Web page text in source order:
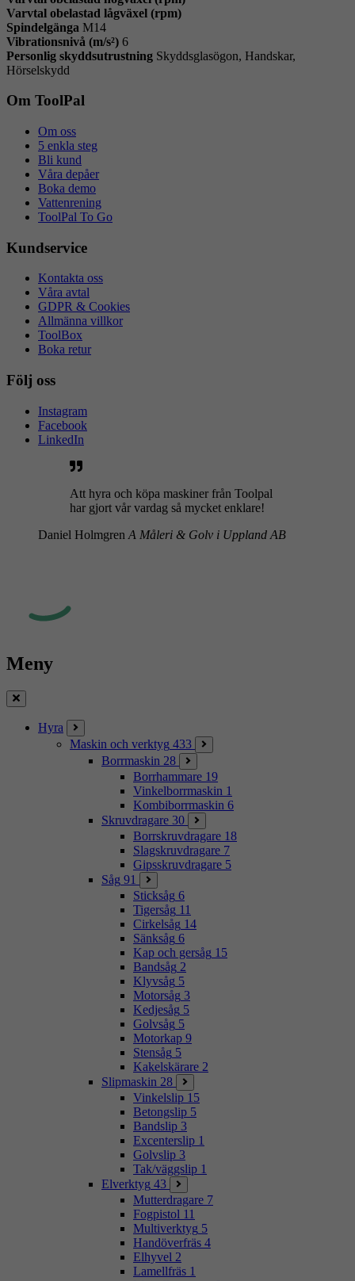
Varvtal obelastad lågväxel (rpm)
Spindelgänga M14
Vibrationsnivå (m/s²) 6
Personlig skyddsutrustning Skyddsglasögon, Handskar,
Hörselskydd
Om ToolPal
Om oss
5 enkla steg
Bli kund
Våra depåer
Boka demo
Vattenrening
ToolPal To Go
Kundservice
Kontakta oss
Våra avtal
GDPR & Cookies
Allmänna villkor
ToolBox
Boka retur
Följ oss
Instagram
Facebook
LinkedIn
Att hyra och köpa maskiner från Toolpal
har gjort vår vardag så mycket enklare!
Daniel Holmgren A Måleri & Golv i Uppland AB
Meny
Stäng
Hyra
Maskin och verktyg 433
Borrmaskin 28
Borrhammare 19
Vinkelborrmaskin 1
Kombiborrmaskin 6
Skruvdragare 30
Borrskruvdragare 18
Slagskruvdragare 7
Gipsskruvdragare 5
Såg 91
Sticksåg 6
Tigersåg 11
Cirkelsåg 14
Sänksåg 6
Kap och gersåg 15
Bandsåg 2
Klyvsåg 5
Motorsåg 3
Kedjesåg 5
Golvsåg 5
Motorkap 9
Stensåg 5
Kakelskärare 2
Slipmaskin 28
Vinkelslip 15
Betongslip 5
Bandslip 3
Excenterslip 1
Golvslip 3
Tak/väggslip 1
Elverktyg 43
Mutterdragare 7
Fogpistol 11
Multiverktyg 5
Handöverfräs 4
Elhyvel 2
Lamellfräs 1